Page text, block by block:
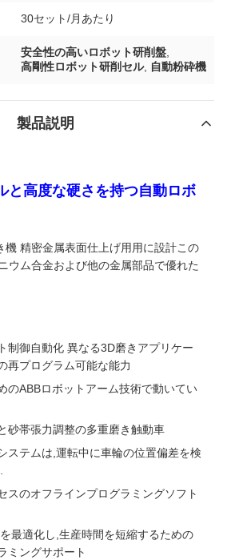
30セット/月あたり
安全性の高いロボット研削盤
高剛性ロボット研削セル, 自動粉砕機
製品説明
と高度な硬さを持つ自動ロボ
機 精密金属表面仕上げ用用に設計この
ウム合金および他の金属部品で優れた
制御自動化 異なる3D磨きアプリケー
再プログラム可能な能力
のABBロボットアーム技術で動いてい
砂帯張力調整の多重磨き触動車
ステムは,運転中に車輪の位置偏差を検
スのオフラインプログラミングソフト
最適化し,生産時間を短縮するための
ミングサポート